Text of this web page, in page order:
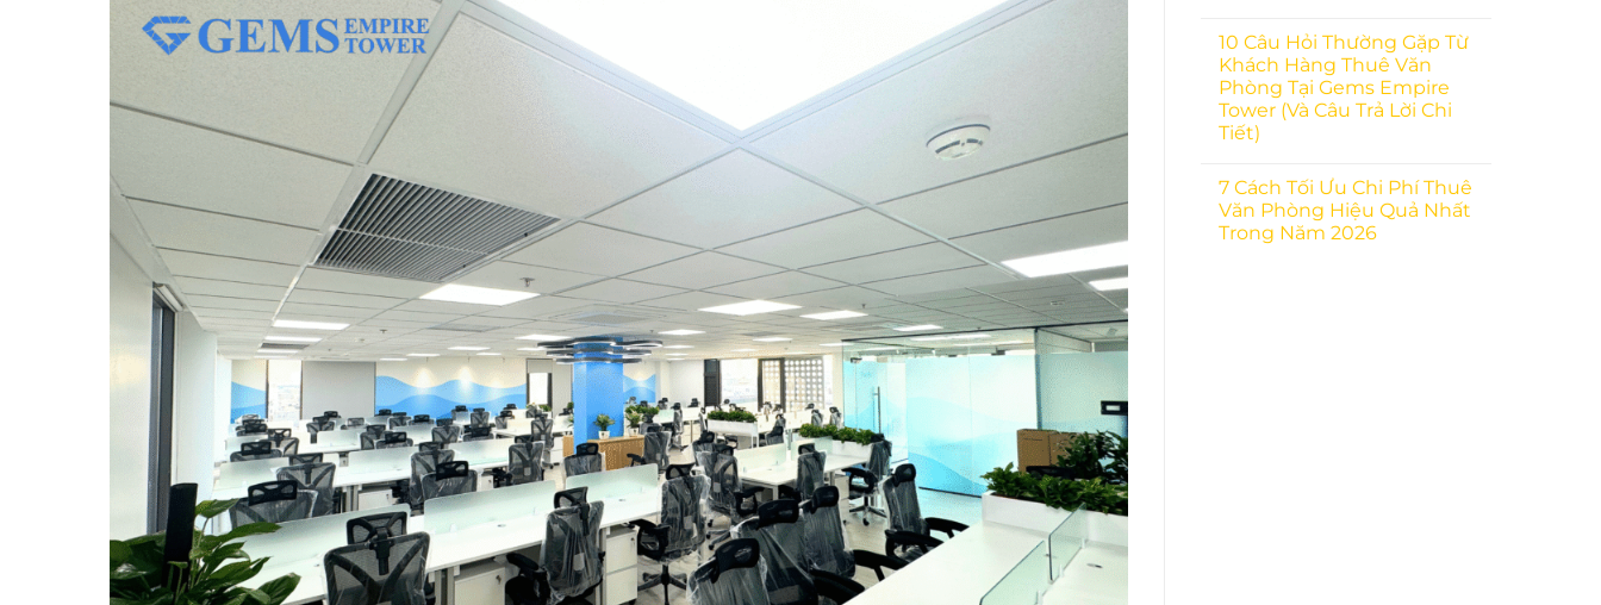
10 Câu Hỏi Thường Gặp Từ
Khách Hàng Thuê Văn
Phòng Tại Gems Empire
Tower (Và Câu Trả Lời Chi
Tiết)
7 Cách Tối Ưu Chi Phí Thuê
Văn Phòng Hiệu Quả Nhất
Trong Năm 2026